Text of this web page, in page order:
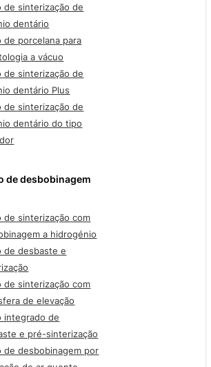
de sinterização de
dentário
de porcelana para
a vácuo
de sinterização de
dentário Plus
de sinterização de
dentário do tipo
de desbobinagem
de sinterização com
a hidrogénio
de desbaste e
de sinterização com
de elevação
integrado de
e pré-sinterização
de desbobinagem por